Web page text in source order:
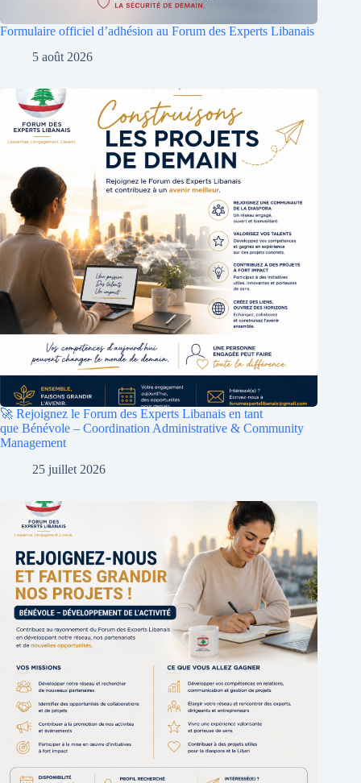
Formulaire officiel d’adhésion au Forum des Experts Libanais
5 août 2026
🚀 Rejoignez le Forum des Experts Libanais en tant
que Bénévole – Coordination Administrative & Community
Management
25 juillet 2026